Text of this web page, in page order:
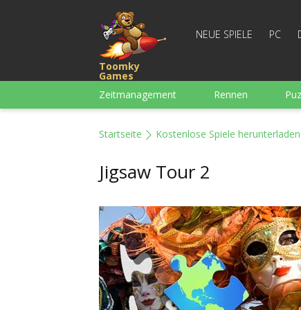
Toomky
Games
NEUE SPIELE PC
Zeitmanagement Rennen
Startseite Kostenlose Spiele herunterladen
Jigsaw Tour 2